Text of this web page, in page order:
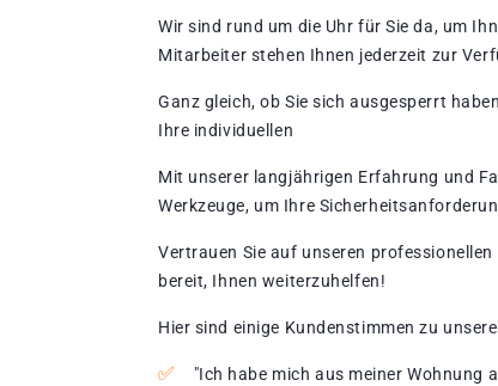
Wir sind rund um die Uhr für Sie da, um
Mitarbeiter stehen Ihnen jederzeit zur
Ganz gleich, ob Sie sich ausgesperrt
Ihre individuellen
Mit unserer langjährigen Erfahrung und
Werkzeuge, um Ihre
Vertrauen Sie auf unseren
bereit, Ihnen weiterzuhelfen!​
Hier sind einige Kundenstimmen zu
"Ich habe mich aus meiner Wohnung